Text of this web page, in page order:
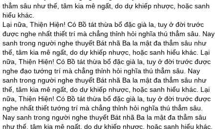
thẳm sâu như thế, tâm kia mê ngất, do dự khiếp nhược, hoặc sanh
hiểu khác.
Lại nữa, Thiện Hiện! Có Bồ tát thừa bổ đặc già la, tuy ở đời trước
được nghe nhất thiết trí mà chẳng thỉnh hỏi nghĩa thú thẳm sâu. Nay
sanh trong người nghe thuyết Bát nhã Ba la mật đa thẳm sâu như
thế, tâm kia mê ngất, do dự khiếp nhược, hoặc sanh hiểu khác. Lại
nữa, Thiện Hiện! Có Bồ tát thừa bổ đặc già la, tuy ở đời trước được
nghe đạo tướng trí mà chẳng thỉnh hỏi nghĩa thú thẳm sâu. Nay
sanh trong người nghe thuyết Bát nhã Ba la mật đa thẳm sâu như
thế, tâm kia mê ngất, do dự khiếp nhược, hoặc sanh hiểu khác. Lại
nữa, Thiện Hiện! Có Bồ tát thừa bổ đặc già la, tuy ở đời trước được
nghe nhất thiết tướng trí mà chẳng thỉnh hỏi nghĩa thú thẳm sâu.
Nay sanh trong người nghe thuyết Bát nhã Ba la mật đa thẳm sâu
như thế, tâm kia mê ngất, do dự khiếp nhược, hoặc sanh hiểu khác.